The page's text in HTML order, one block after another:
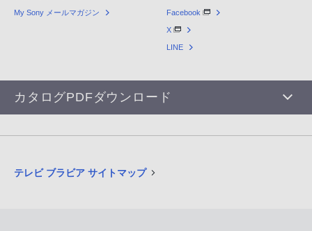
My Sony メールマガジン Facebook
X
LINE
カタログPDFダウンロード
テレビ ブラビア サイトマップ